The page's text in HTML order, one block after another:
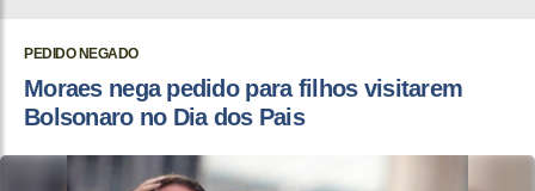
PEDIDO NEGADO
Moraes nega pedido para filhos visitarem
Bolsonaro no Dia dos Pais